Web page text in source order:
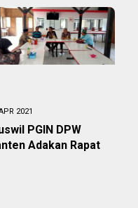
2021
PGIN DPW
Adakan Rapat